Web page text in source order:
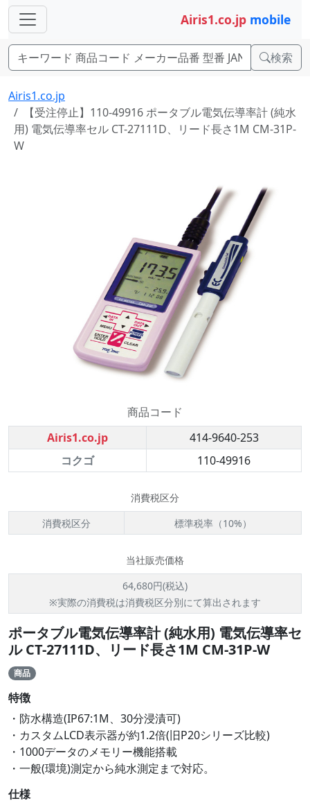
Airis1.co.jp mobile
検索
Airis1.co.jp
【受注停止】110-49916 ポータブル電気伝導率計 (純水
用) 電気伝導率セル CT-27111D、リード長さ1M CM-31P-
W
商品コード
Airis1.co.jp
414-9640-253
コクゴ
110-49916
消費税区分
消費税区分
標準税率（10%）
当社販売価格
64,680円(税込)
※実際の消費税は消費税区分別にて算出されます
ポータブル電気伝導率計 (純水用) 電気伝導率セ
ル CT-27111D、リード長さ1M CM-31P-W
商品
特徴
・防水構造(IP67:1M、30分浸漬可)
・カスタムLCD表示器が約1.2倍(旧P20シリーズ比較)
・1000データのメモリー機能搭載
・一般(環境)測定から純水測定まで対応。
仕様